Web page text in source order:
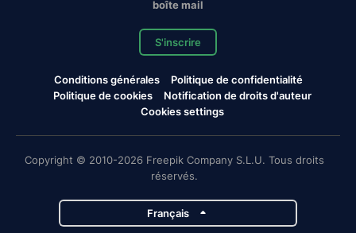
boîte mail
S'inscrire
Conditions générales
Politique de confidentialité
Politique de cookies
Notification de droits d'auteur
Cookies settings
Copyright © 2010-2026 Freepik Company S.L.U. Tous droits
réservés.
Français